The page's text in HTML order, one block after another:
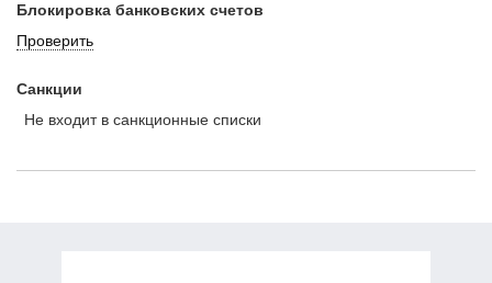
Блокировка банковских счетов
Проверить
Санкции
Не входит в санкционные списки